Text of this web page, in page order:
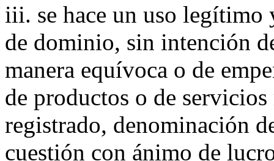
iii. se hace un uso
de dominio, sin intención
manera equívoca o de
de productos o de
registrado, denominación
cuestión con ánimo de